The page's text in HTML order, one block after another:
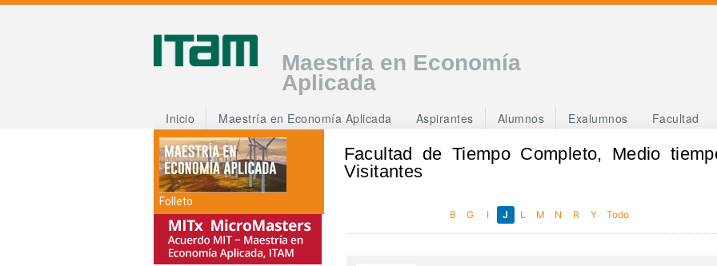
Maestría en Economía
Aplicada
Inicio Maestría en Economía Aplicada Aspirantes Alumnos Exalumnos Facultad
Facultad de Tiempo Completo, Medio
Visitantes
B G I J L M N R Y Todo
Folleto